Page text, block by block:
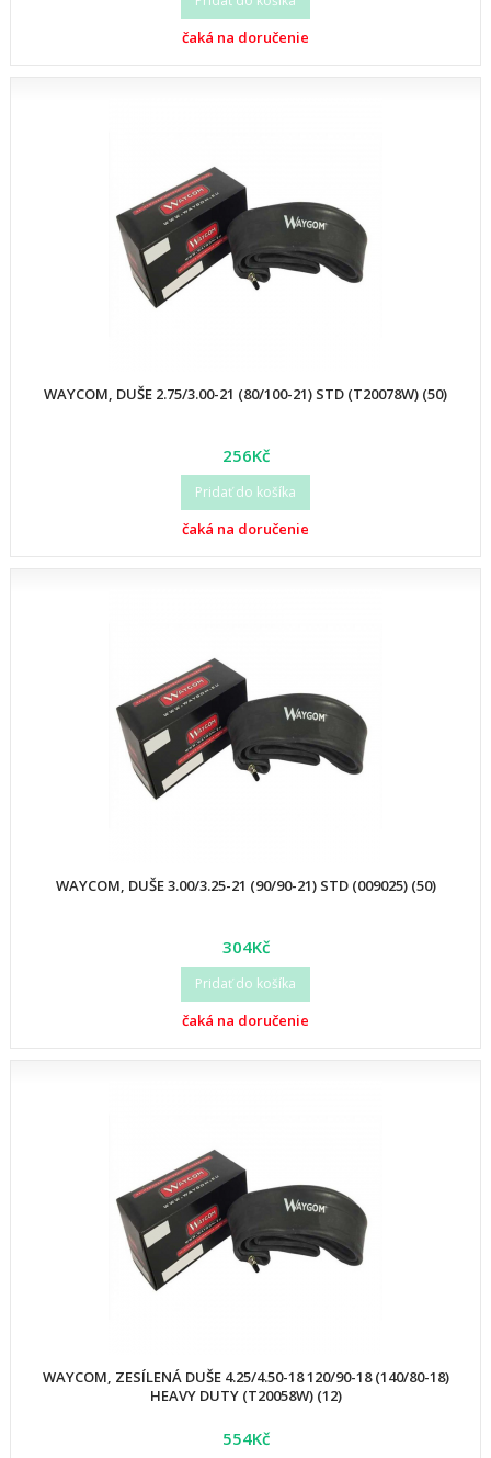
čaká na doručenie
WAYCOM, DUŠE 2.75/3.00-21 (80/100-21) STD (T20078W) (50)
256Kč
Pridať do košíka
čaká na doručenie
WAYCOM, DUŠE 3.00/3.25-21 (90/90-21) STD (009025) (50)
304Kč
Pridať do košíka
čaká na doručenie
WAYCOM, ZESÍLENÁ DUŠE 4.25/4.50-18 120/90-18 (140/80-18)
HEAVY DUTY (T20058W) (12)
554Kč